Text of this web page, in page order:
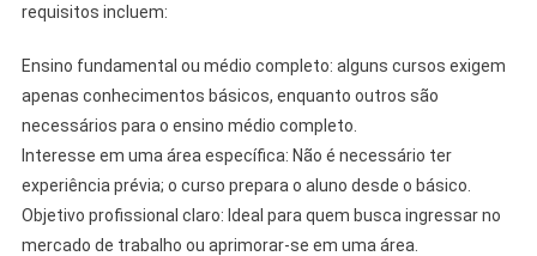
requisitos incluem:
Ensino fundamental ou médio completo: alguns cursos exigem
apenas conhecimentos básicos, enquanto outros são
necessários para o ensino médio completo.
Interesse em uma área específica: Não é necessário ter
experiência prévia; o curso prepara o aluno desde o básico.
Objetivo profissional claro: Ideal para quem busca ingressar no
mercado de trabalho ou aprimorar-se em uma área.